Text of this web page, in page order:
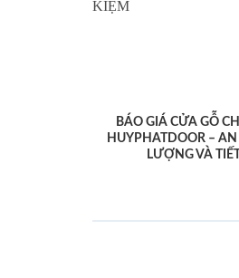
BÁO GIÁ CỬA GỖ
HUYPHATDOOR – AN
LƯỢNG VÀ